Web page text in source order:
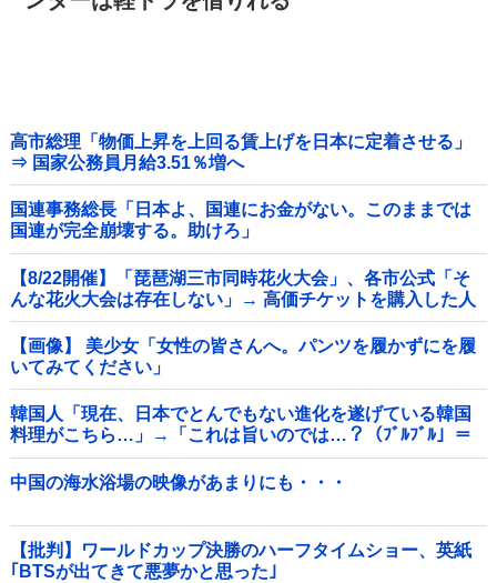
高市総理「物価上昇を上回る賃上げを日本に定着させる」
⇒ 国家公務員月給3.51％増へ
国連事務総長「日本よ、国連にお金がない。このままでは
国連が完全崩壊する。助けろ」
【8/22開催】「琵琶湖三市同時花火大会」、各市公式「そ
んな花火大会は存在しない」→ 高価チケットを購入した人
達がSNS阿鼻叫喚他
【画像】 美少女「女性の皆さんへ。パンツを履かずにを履
いてみてください」
韓国人「現在、日本でとんでもない進化を遂げている韓国
料理がこちら…」→「これは旨いのでは…？（ﾌﾞﾙﾌﾞﾙ」＝
韓国の反応
中国の海水浴場の映像があまりにも・・・
【批判】ワールドカップ決勝のハーフタイムショー、英紙
｢BTSが出てきて悪夢かと思った｣